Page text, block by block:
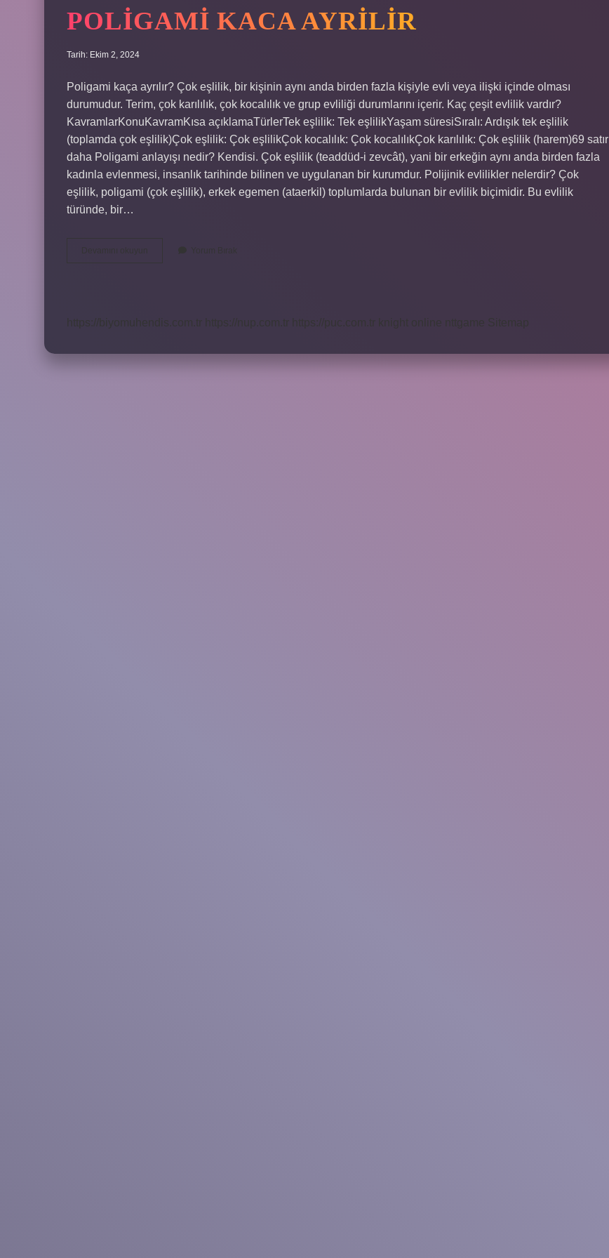
POLIGAMI KACA AYRILIR
Tarih: Ekim 2, 2024
Poligami kaça ayrılır? Çok eşlilik, bir kişinin aynı anda birden fazla kişiyle evli veya ilişki içinde olması
durumudur. Terim, çok karılılık, çok kocalılık ve grup evliliği durumlarını içerir. Kaç çeşit evlilik vardır?
KavramlarKonuKavramKısa açıklamaTürlerTek eşlilik: Tek eşlilikYaşam süresiSıralı: Ardışık tek eşlilik
(toplamda çok eşlilik)Çok eşlilik: Çok eşlilikÇok kocalılık: Çok kocalılıkÇok karılılık: Çok eşlilik (harem)69 satır
daha Poligami anlayışı nedir? Kendisi. Çok eşlilik (teaddüd-i zevcât), yani bir erkeğin aynı anda birden fazla
kadınla evlenmesi, insanlık tarihinde bilinen ve uygulanan bir kurumdur. Polijinik evlilikler nelerdir? Çok
eşlilik, poligami (çok eşlilik), erkek egemen (ataerkil) toplumlarda bulunan bir evlilik biçimidir. Bu evlilik
türünde, bir…
https://biyomuhendis.com.tr https://nup.com.tr https://puc.com.tr